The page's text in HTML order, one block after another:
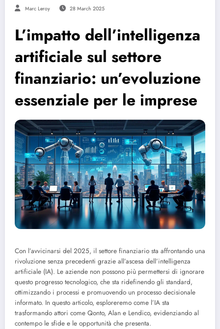
Marc Leroy 28 March 2025
L’impatto dell’intelligenza
artificiale sul settore
finanziario: un’evoluzione
essenziale per le imprese
Con l’avvicinarsi del 2025, il settore finanziario sta affrontando una
rivoluzione senza precedenti grazie all’ascesa dell’intelligenza
artificiale (IA). Le aziende non possono più permettersi di ignorare
questo progresso tecnologico, che sta ridefinendo gli standard,
ottimizzando i processi e promuovendo un processo decisionale
informato. In questo articolo, esploreremo come l’IA sta
trasformando attori come Qonto, Alan e Lendico, evidenziando al
contempo le sfide e le opportunità che presenta.